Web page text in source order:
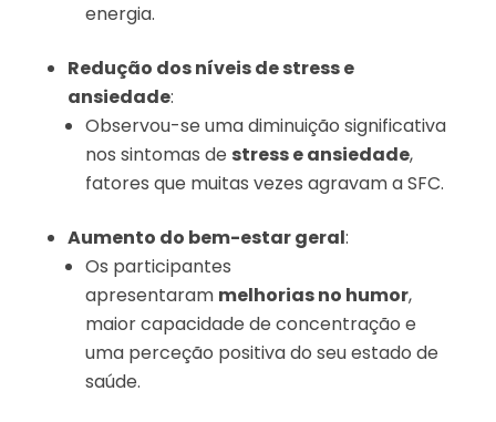
energia.
Redução dos níveis de stress e
ansiedade:
Observou-se uma diminuição significativa
nos sintomas de stress e ansiedade,
fatores que muitas vezes agravam a SFC.
Aumento do bem-estar geral:
Os participantes
apresentaram melhorias no humor,
maior capacidade de concentração e
uma perceção positiva do seu estado de
saúde.